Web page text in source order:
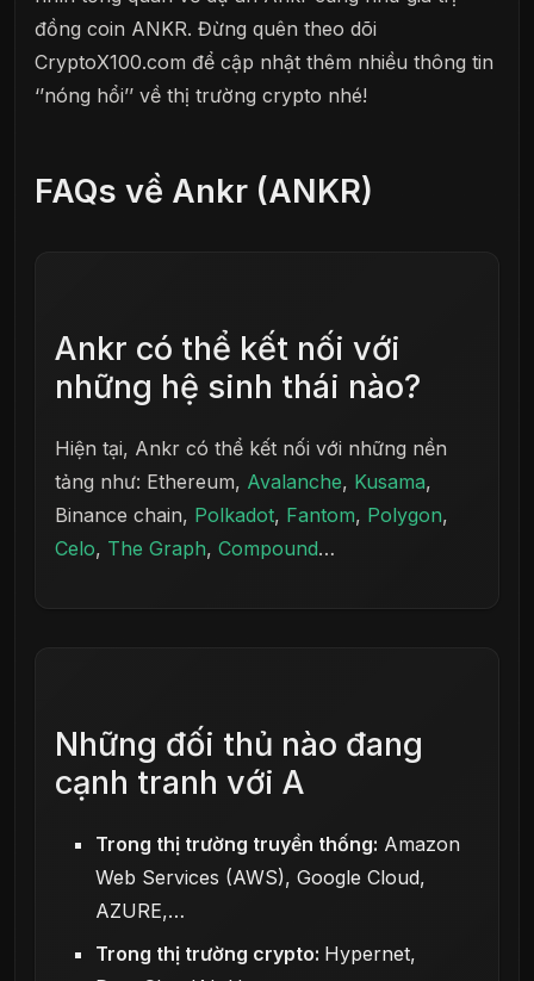
đồng coin ANKR. Đừng quên theo dõi
CryptoX100.com để cập nhật thêm nhiều thông tin
‘’nóng hổi’’ về thị trường crypto nhé!
FAQs về Ankr (ANKR)
Ankr có thể kết nối với
những hệ sinh thái nào?
Hiện tại, Ankr có thể kết nối với những nền
tảng như: Ethereum, Avalanche, Kusama,
Binance chain, Polkadot, Fantom, Polygon,
Celo, The Graph, Compound…
Những đối thủ nào đang
cạnh tranh với A
Trong thị trường truyền thống: Amazon
Web Services (AWS), Google Cloud,
AZURE,…
Trong thị trường crypto: Hypernet,